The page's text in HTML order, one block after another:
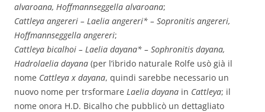
alvaroana, Hoffmannseggella alvaroana;
Cattleya angereri – Laelia angereri* – Sopronitis angereri,
Hoffmannseggella angereri;
Cattleya bicalhoi – Laelia dayana* – Sophronitis dayana,
Hadrolaelia dayana (per l’ibrido naturale Rolfe usò già il
nome Cattleya x dayana, quindi sarebbe necessario un
nuovo nome per trsformare Laelia dayana in Cattleya; il
nome onora H.D. Bicalho che pubblicò un dettagliato